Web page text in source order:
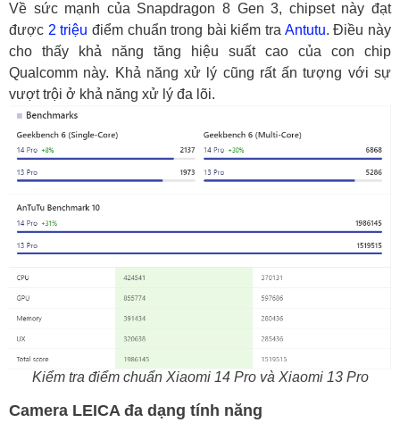
Về sức mạnh của Snapdragon 8 Gen 3, chipset này đạt
được 2 triệu điểm chuẩn trong bài kiểm tra Antutu. Điều này
cho thấy khả năng tăng hiệu suất cao của con chip
Qualcomm này. Khả năng xử lý cũng rất ấn tượng với sự
vượt trội ở khả năng xử lý đa lõi.
Kiểm tra điểm chuẩn Xiaomi 14 Pro và Xiaomi 13 Pro
Camera LEICA đa dạng tính năng